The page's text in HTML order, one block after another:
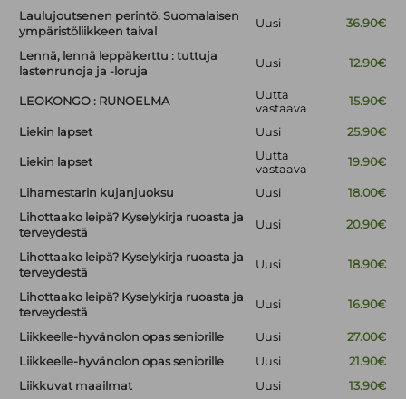
Laulujoutsenen perintö. Suomalaisen
ympäristöliikkeen taival
Uusi 36.90€
Lennä, lennä leppäkerttu : tuttuja
lastenrunoja ja -loruja
Uusi 12.90€
LEOKONGO : RUNOELMA
Uutta
vastaava
15.90€
Liekin lapset Uusi 25.90€
Liekin lapset
Uutta
vastaava
19.90€
Lihamestarin kujanjuoksu Uusi
18.00€
Lihottaako leipä? Kyselykirja ruoasta ja
terveydestä
Uusi 20.90€
Lihottaako leipä? Kyselykirja ruoasta ja
terveydestä
Uusi 18.90€
Lihottaako leipä? Kyselykirja ruoasta ja
terveydestä
Uusi 16.90€
Liikkeelle-hyvänolon opas seniorille Uusi
27.00€
Liikkeelle-hyvänolon opas seniorille
Uusi
21.90€
Liikkuvat maailmat
Uusi 13.90€